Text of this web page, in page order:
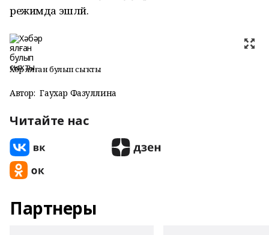
режимда эшләй.
Хәбәр ялған булып сыҡты
Автор: Гаухар Фазуллина
Читайте нас
Партнеры